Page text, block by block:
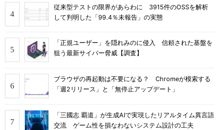
従来型テストの限界があらわに 3915件のOSSを解析
して判明した「99.4％未報告」の実態
「正規ユーザー」を隠れみのに侵入 信頼された基盤を
狙う最新サイバー脅威【調査】
ブラウザの再起動は不要になる？ Chromeが模索する
「週2リリース」と「無停止アップデート」
「三國志 覇道」が生成AIで実現したリアルタイム異言語
交流 ゲーム性を損なわないシステム設計の工夫